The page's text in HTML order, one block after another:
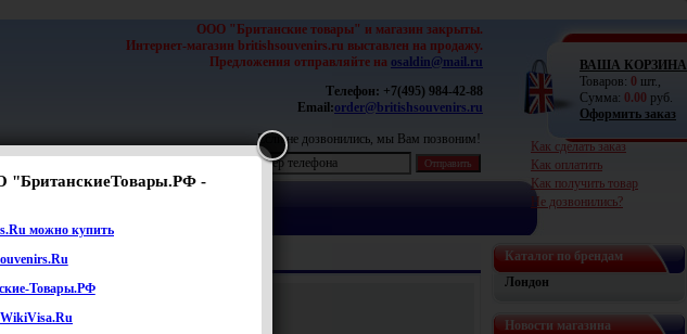
ООО "Британские товары" и магазин закрыты.
Интернет-магазин britishsouvenirs.ru выставлен на продажу.
Предложения отправляйте на osaldin@mail.ru
Телефон: +7(495) 984-42-88
Email:order@britishsouvenirs.ru
Если не дозвонились, мы Вам позвоним!
ВАША КОРЗИНА
Товаров: 0 шт.,
Сумма: 0.00 руб.
Оформить заказ
Как сделать заказ
Как оплатить
Как получить товар
Не дозвонились?
Каталог по брендам
Лондон
Новости магазина
"БританскиеТовары.РФ -
можно купить
Товары.РФ
WikiVisa.Ru